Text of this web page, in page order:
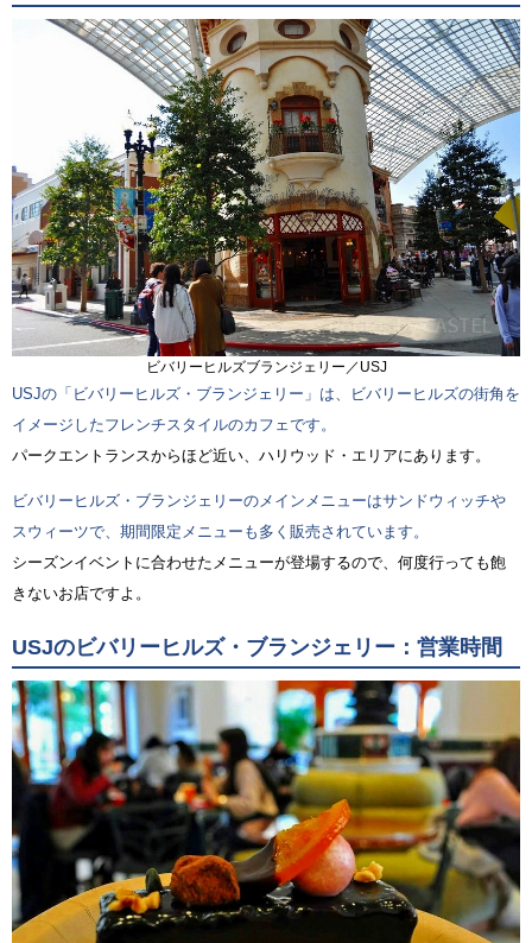
ビバリーヒルズブランジェリー／USJ
USJの「ビバリーヒルズ・ブランジェリー」は、ビバリーヒルズの街角を
イメージしたフレンチスタイルのカフェです。
パークエントランスからほど近い、ハリウッド・エリアにあります。
ビバリーヒルズ・ブランジェリーのメインメニューはサンドウィッチや
スウィーツで、期間限定メニューも多く販売されています。
シーズンイベントに合わせたメニューが登場するので、何度行っても飽
きないお店ですよ。
USJのビバリーヒルズ・ブランジェリー：営業時間